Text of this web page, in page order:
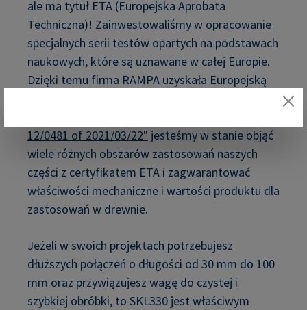
ale ma tytuł ETA (Europejska Aprobata
Techniczna)! Zainwestowaliśmy w opracowanie
specjalnych serii testów opartych na podstawach
naukowych, które są uznawane w całej Europie.
Dzięki temu firma RAMPA uzyskała Europejską
12/0481 of 2021/03/22" jesteśmy w stanie objąć
wiele różnych obszarów zastosowań naszych
części z certyfikatem ETA i zagwarantować
właściwości mechaniczne i wartości produktu dla
zastosowań w drewnie.
Jeżeli w swoich projektach potrzebujesz
dłuższych połączeń o długości od 30 mm do 100
mm oraz przywiązujesz wagę do czystej i
szybkiej obróbki, to SKL330 jest właściwym